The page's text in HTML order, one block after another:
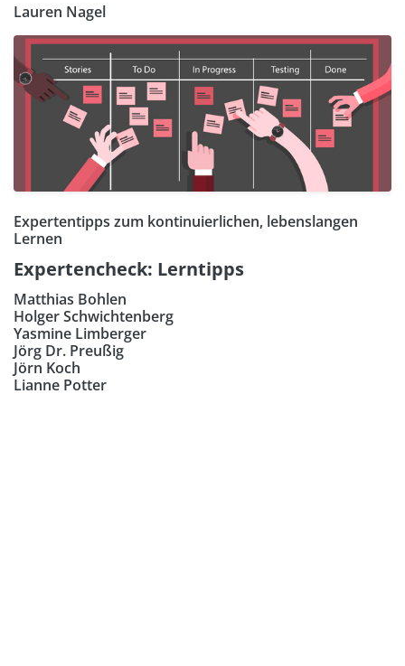
Lauren Nagel
Expertentipps zum kontinuierlichen, lebenslangen
Lernen
Expertencheck: Lerntipps
Matthias Bohlen
Holger Schwichtenberg
Yasmine Limberger
Jörg Dr. Preußig
Jörn Koch
Lianne Potter